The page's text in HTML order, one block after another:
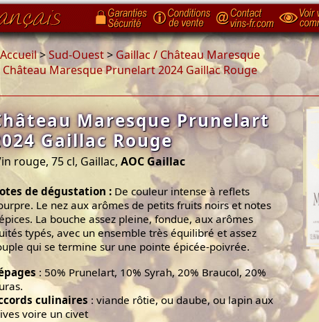
Accueil>Sud-Ouest> Gaillac / Château Maresque
Château Maresque Prunelart 2024 Gaillac Rouge
Maresque Prunelart
Gaillac Rouge
rouge, 75 cl, Gaillac, AOC Gaillac
de dégustation : De couleur intense à reflets
Le nez aux arômes de petits fruits noirs et notes
La bouche assez pleine, fondue, aux arômes
typés, avec un ensemble très équilibré et assez
qui se termine sur une pointe épicée-poivrée.
: 50% Prunelart, 10% Syrah, 20% Braucol, 20%
culinaires : viande rôtie, ou daube, ou lapin aux
voire un civet